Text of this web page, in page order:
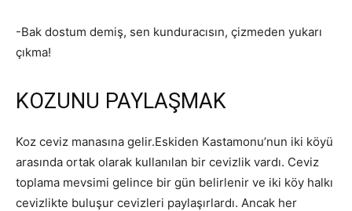
-Bak dostum demiş, sen kunduracısın, çizmeden yukarı
çıkma!
KOZUNU PAYLAŞMAK
Koz ceviz manasına gelir.Eskiden Kastamonu’nun iki köyü
arasında ortak olarak kullanılan bir cevizlik vardı. Ceviz
toplama mevsimi gelince bir gün belirlenir ve iki köy halkı
cevizlikte buluşur cevizleri paylaşırlardı. Ancak her